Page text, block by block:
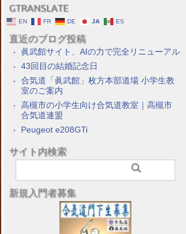
GTRANSLATE
EN FR DE JA ES
直近のブログ投稿
眞武館サイト、AIの力で完全リニューアル
43回目の結婚記念日
合気道「眞武館」枚方本部道場 小学生教
室のご案内
高槻市の小学生向け合気道教室｜高槻市
合気道連盟
Peugeot e208GTi
サイト内検索
新規入門者募集